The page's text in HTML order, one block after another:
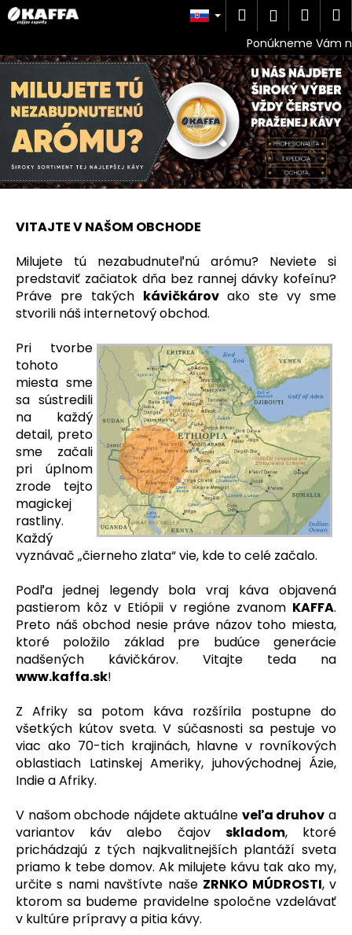
Prejsť
na
Hľadať
košík
VITAJTE V NAŠOM OBCHODE
Milujete tú nezabudnuteľnú arómu? Neviete si
predstaviť začiatok dňa bez rannej dávky kofeínu?
Práve pre takých kávičkárovako ste vy sme
stvorili náš internetový obchod.
Pri tvorbe
tohoto
miesta sme
sa sústredili
na každý
detail, preto
sme začali
pri úplnom
zrode tejto
magickej
rastliny.
Každý
vyznávač „čierneho zlata“ vie, kde to celé začalo.
Podľa jednej legendy bola vraj káva objavená
pastierom kôz v Etiópii v regióne zvanom KAFFA.
Preto náš obchod nesie práve názov toho miesta,
ktoré položilo základ pre budúce generácie
nadšených kávičkárov. Vitajte teda na
www.kaffa.sk!
Z Afriky sa potom káva rozšírila postupne do
všetkých kútov sveta. V súčasnosti sa pestuje vo
viac ako 70-tich krajinách, hlavne v rovníkových
oblastiach Latinskej Ameriky, juhovýchodnej Ázie,
Indie a Afriky.
V našom obchode nájdete aktuálne veľa druhov a
variantov káv alebo čajov skladom, ktoré
prichádzajú z tých najkvalitnejších plantáží sveta
priamo k tebe domov. Ak milujete kávu tak ako my,
určite s nami navštívte naše ZRNKO MÚDROSTI, v
ktorom sa budeme pravidelne spoločne vzdelávať
v kultúre prípravy a pitia kávy.
K
o
š
í
Č
o
p
o
t
r
b
u
j
e
t
n
á
j
s
ť
?
HĽADAŤ
O
d
p
o
r
č
a
m
e
GRAN
BAR
ZRNKOVÁ
KÁVA
1
KG
€12,50
Pôvodne: